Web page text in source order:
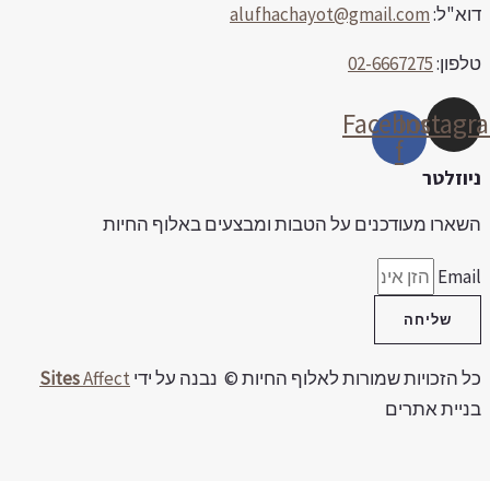
alufhachayot@gmail.com
02-6667275
Facebook-
f
מעודכנים על הטבות ומבצעים באלוף החיות
שליחה
הזכויות שמורות לאלוף החיות © נבנה על ידי SitesAffect
אתרים